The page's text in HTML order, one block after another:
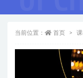
当前位置： 首页